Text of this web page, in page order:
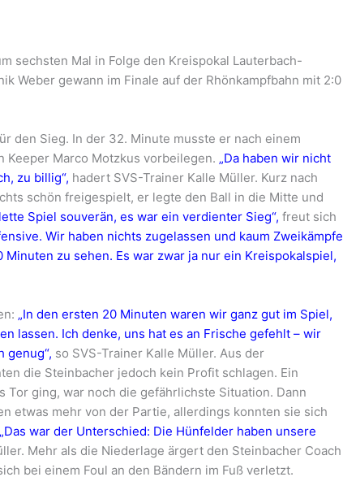
sechsten Mal in Folge den Kreispokal Lauterbach-
Weber gewann im Finale auf der Rhönkampfbahn mit 2:0
den Sieg. In der 32. Minute musste er nach einem
Keeper Marco Motzkus vorbeilegen. „Da haben wir nicht
zu billig“, hadert SVS-Trainer Kalle Müller. Kurz nach
schön freigespielt, er legte den Ball in die Mitte und
Spiel souverän, es war ein verdienter Sieg“, freut sich
Wir haben nichts zugelassen und kaum Zweikämpfe
zu sehen. Es war zwar ja nur ein Kreispokalspiel,
„In den ersten 20 Minuten waren wir ganz gut im Spiel,
lassen. Ich denke, uns hat es an Frische gefehlt – wir
genug“, so SVS-Trainer Kalle Müller. Aus der
die Steinbacher jedoch kein Profit schlagen. Ein
Tor ging, war noch die gefährlichste Situation. Dann
etwas mehr von der Partie, allerdings konnten sie sich
„Das war der Unterschied: Die Hünfelder haben unsere
Mehr als die Niederlage ärgert den Steinbacher Coach
bei einem Foul an den Bändern im Fuß verletzt.